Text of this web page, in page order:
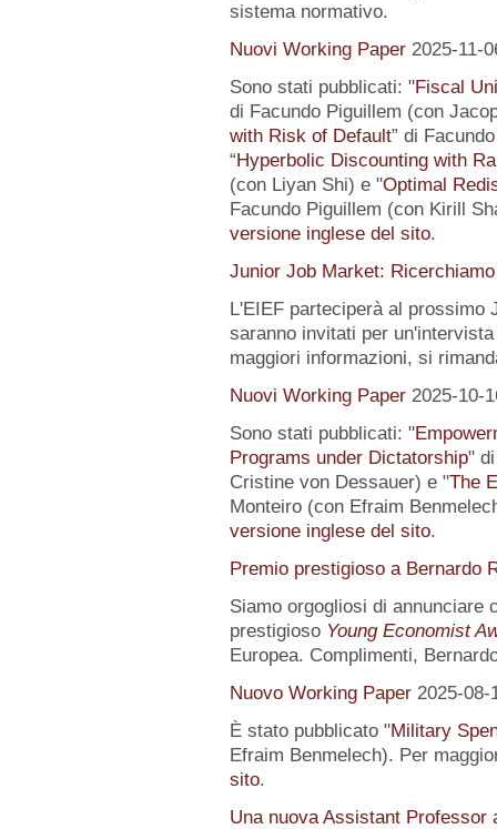
sistema normativo.
Nuovi Working Paper 2025-11-
Sono stati pubblicati: "Fiscal
di Facundo Piguillem (con
with Risk of Default” di
“Hyperbolic Discounting with
(con Liyan Shi) e "Optimal
Facundo Piguillem (con Kirill
versione inglese del sito.
Junior Job Market:
L'EIEF parteciperà al prossimo
saranno invitati per
maggiori informazioni, si
Nuovi Working Paper 2025-10-
Sono stati pubblicati: "
Programs under Dictatorship"
Cristine von Dessauer) e "The
Monteiro (con Efraim
versione inglese del sito.
Premio prestigioso a Bernardo
Siamo orgogliosi di annunciare
prestigioso Young Economist
Europea. Complimenti,
Nuovo Working Paper 2025-08-
È stato pubblicato "Military
Efraim Benmelech). Per
sito.
Una nuova Assistant Professor